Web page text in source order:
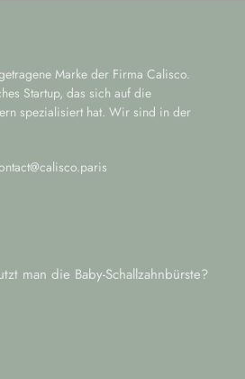
Marke der Firma Calisco.
Startup, das sich auf die
spezialisiert hat. Wir sind in der
man die Baby-Schallzahnbürste?